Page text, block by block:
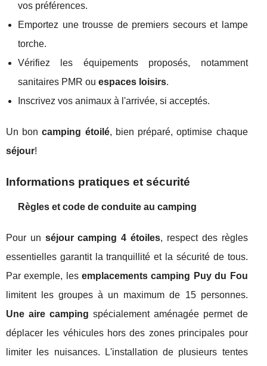
vos préférences.
Emportez une trousse de premiers secours et lampe
torche.
Vérifiez les équipements proposés, notamment
sanitaires PMR ou espaces loisirs.
Inscrivez vos animaux à l'arrivée, si acceptés.
Un boncamping étoilé, bien préparé, optimise chaque
séjour!
Informations pratiques et sécurité
Règles et code de conduite au camping
Pour un séjour camping 4 étoiles, respect des règles
essentielles garantit la tranquillité et la sécurité de tous.
Par exemple, lesemplacements camping Puy du Fou
limitent les groupes à un maximum de 15 personnes.
Une aire camping spécialement aménagée permet de
déplacer les véhicules hors des zones principales pour
limiter les nuisances. L'installation de plusieurs tentes